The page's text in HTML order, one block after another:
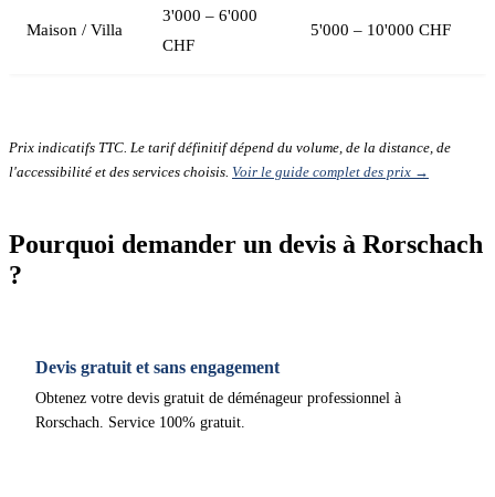
Maison / Villa
3'000 – 6'000
CHF
5'000 – 10'000 CHF
Prix indicatifs TTC. Le tarif définitif dépend du volume, de la distance, de
l'accessibilité et des services choisis. Voir le guide complet des prix →
Pourquoi demander un devis à Rorschach
?
Devis gratuit et sans engagement
Obtenez votre devis gratuit de déménageur professionnel à
Rorschach. Service 100% gratuit.